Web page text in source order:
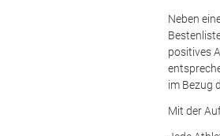
Neben
positives
im Bezug
Mit der